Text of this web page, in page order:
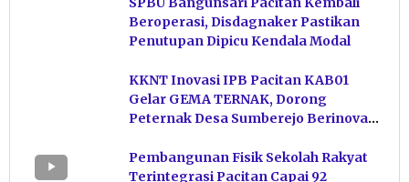
Beroperasi, Disdagnaker Pastikan
Penutupan Dipicu Kendala Modal
KKNT Inovasi IPB Pacitan KAB01
Gelar GEMA TERNAK, Dorong
Peternak Desa Sumberejo Berinovasi
Pembangunan Fisik Sekolah Rakyat
Terintegrasi Pacitan Capai 92